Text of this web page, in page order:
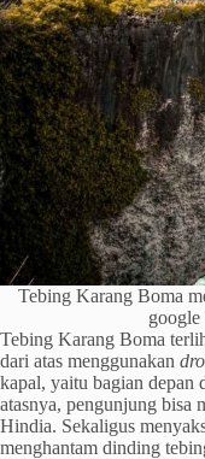
Tebing Karang Boma
google
Tebing Karang Boma
dari atas menggunakan
kapal, yaitu bagian depan
atasnya, pengunjung bisa
Hindia. Sekaligus
menghantam dinding